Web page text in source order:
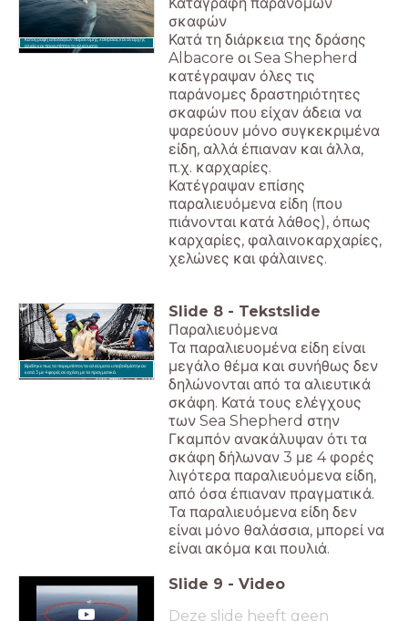
Καταγραφή αποδείξεων παράνομης, λαθραίας και άναρχης
αλιεία και παρεμπίπτοντα αλιεύματα.
Καταγραφή παράνομων
σκαφών
Κατά τη διάρκεια της δράσης
Albacore οι Sea Shepherd
κατέγραψαν όλες τις
παράνομες δραστηριότητες
σκαφών που είχαν άδεια να
ψαρεύουν μόνο συγκεκριμένα
είδη, αλλά έπιαναν και άλλα,
π.χ. καρχαρίες.
Κατέγραψαν επίσης
παραλιευόμενα είδη (που
πιάνονται κατά λάθος), όπως
καρχαρίες, φαλαινοκαρχαρίες,
χελώνες και φάλαινες.
Βρέθηκε πως τα παρεμπίπτοντα αλιεύματα υποβαθμίστηκαν
κατά 3 με 4 φορές σε σχέση με τα πραγματικά.
Slide 8 - Tekstslide
Παραλιευόμενα
Τα παραλιευομένα είδη είναι
μεγάλο θέμα και συνήθως δεν
δηλώνονται από τα αλιευτικά
σκάφη. Κατά τους ελέγχους
των Sea Shepherd στην
Γκαμπόν ανακάλυψαν ότι τα
σκάφη δήλωναν 3 με 4 φορές
λιγότερα παραλιευόμενα είδη,
από όσα έπιαναν πραγματικά.
Τα παραλιευόμενα είδη δεν
είναι μόνο θαλάσσια, μπορεί να
είναι ακόμα και πουλιά.
Slide 9 - Video
Deze slide heeft geen